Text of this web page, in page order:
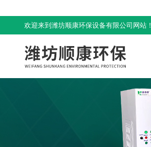
欢迎来到潍坊顺康环保设备有限公司网站！